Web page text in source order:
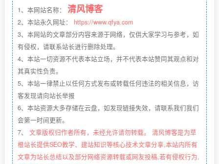
1、本网站名称： 清风博客
2、本站永久网址： https://www.qfya.com
3、本网站的文章部分内容来源于网络，仅供大家学习与参考，如
有侵权，请联系站长进行删除处理。
4、本站一切资源不代表本站立场，并不代表本站赞同其观点和对
其真实性负责。
5、本站一律禁止以任何方式发布或转载任何违法的相关信息，访
客发现请向站长举报
6、本站资源大多存储在云盘，如发现链接失效，请联系我们我们
会第一时间更新。
7、 文章版权归作者所有，未经允许请勿转载。 清风博客是为草
根站长提供SEO教学、建站知识等核心技术文章分享,本站内所有
文章为站长总结以及部分网络资源转载或网友投稿,若有侵权行为,